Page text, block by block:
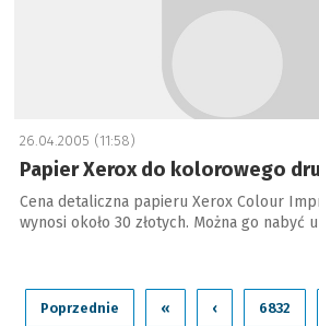
26.04.2005 (11:58)
Papier Xerox do kolorowego
Cena detaliczna papieru Xerox Colour
wynosi około 30 złotych. Można go
Poprzednie « ‹ 6832